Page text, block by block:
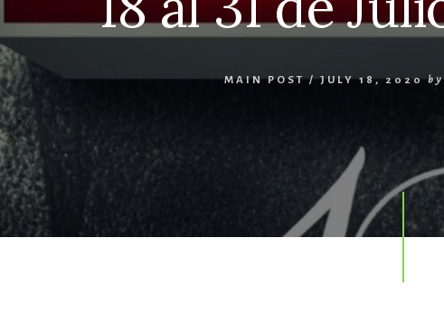
MAIN POST/ JULY 18, 2020 by